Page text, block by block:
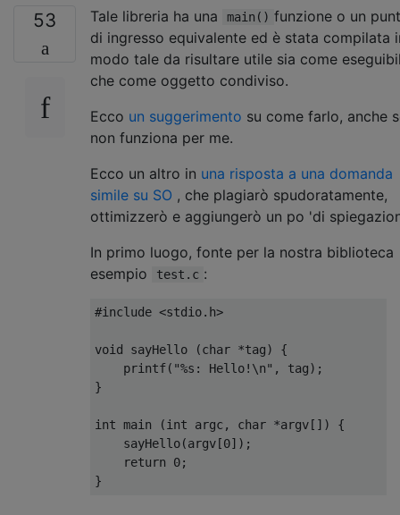
53 Tale libreria ha una main() funzione o un
di ingresso equivalente ed è stata compilata
modo tale da risultare utile sia come
che come oggetto condiviso.
Ecco un suggerimento su come farlo, anche
non funziona per me.
Ecco un altro in una risposta a una domanda
simile su SO , che plagiarò spudoratamente,
ottimizzerò e aggiungerò un po 'di
In primo luogo, fonte per la nostra biblioteca
esempio
test.c :
#include <stdio.h>
void sayHello (char *tag)
{
    printf
( "%s: Hello!\n" , tag);
}
int main (int argc , char *argv[])
{
    sayHello
(argv[0]);
return
0;
}